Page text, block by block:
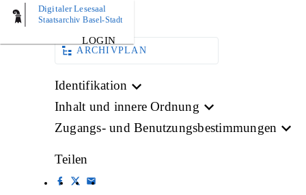
Digitaler Lesesaal
Staatsarchiv Basel-Stadt
LOGIN
BILD
ARCHIVPLAN
Identifikation
Inhalt und innere Ordnung
Zugangs- und Benutzungsbestimmungen
Teilen